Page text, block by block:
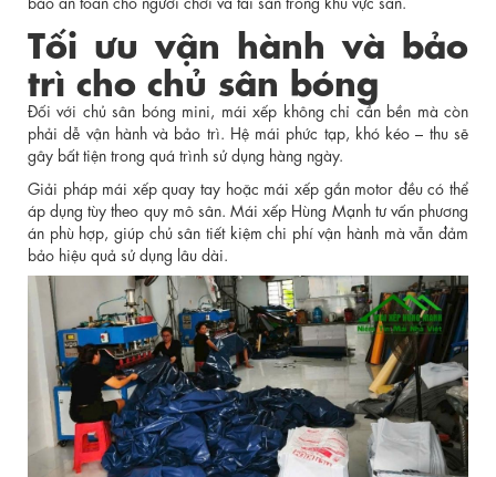
Tối ưu vận hành và bảo
trì cho chủ sân bóng
Đối với chủ sân bóng mini, mái xếp không chỉ cần bền mà còn
phải dễ vận hành và bảo trì. Hệ mái phức tạp, khó kéo – thu sẽ
gây bất tiện trong quá trình sử dụng hàng ngày.
Giải pháp mái xếp quay tay hoặc mái xếp gắn motor đều có thể
áp dụng tùy theo quy mô sân. Mái xếp Hùng Mạnh tư vấn phương
án phù hợp, giúp chủ sân tiết kiệm chi phí vận hành mà vẫn đảm
bảo hiệu quả sử dụng lâu dài.